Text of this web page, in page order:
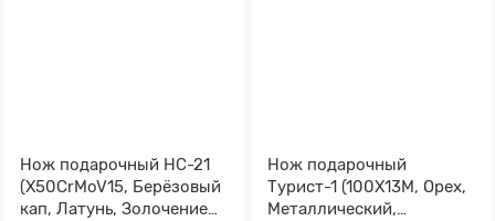
Нож подарочный НС-21
(X50CrMoV15, Берёзовый
кап, Латунь, Золочение
Нож подарочный
Турист-1 (100Х13М, Орех,
Металлический,